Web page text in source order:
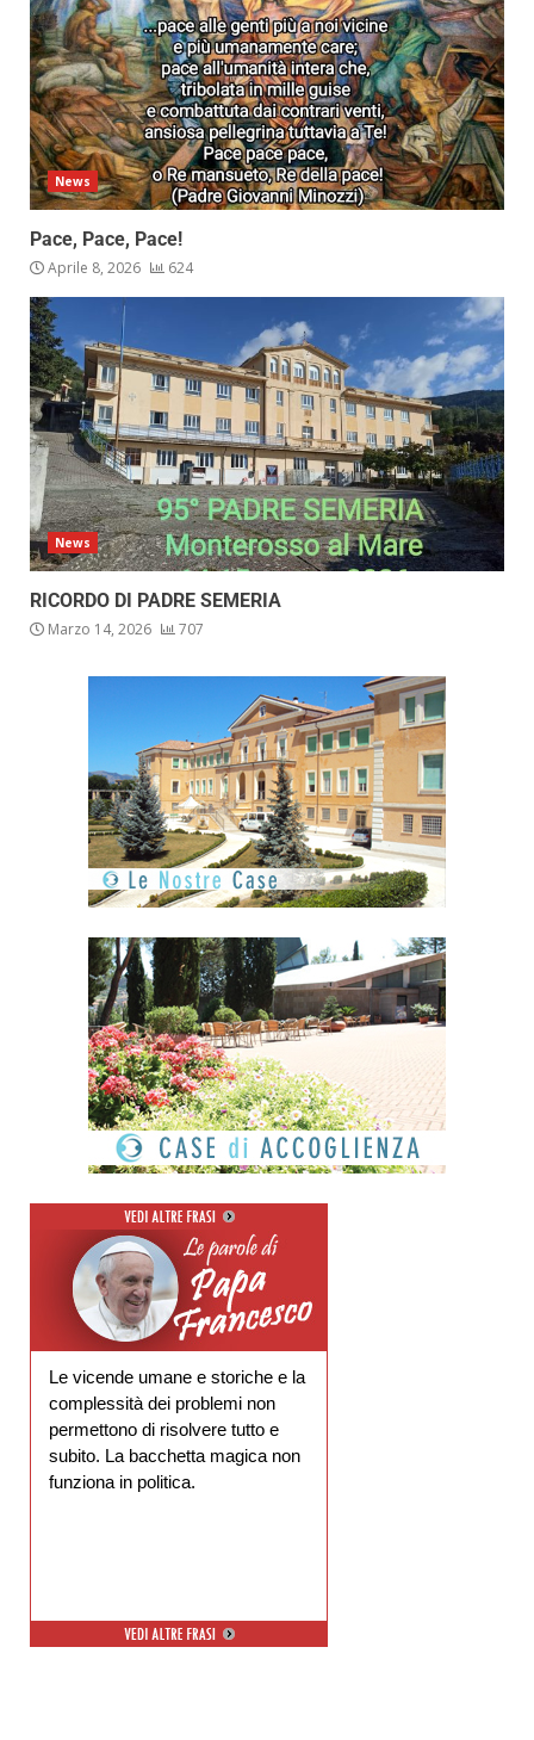
News
Pace, Pace, Pace!
Aprile 8, 2026 624
News
RICORDO DI PADRE SEMERIA
Marzo 14, 2026 707
Le vicende umane e storiche e la
complessità dei problemi non
permettono di risolvere tutto e
subito. La bacchetta magica non
funziona in politica.